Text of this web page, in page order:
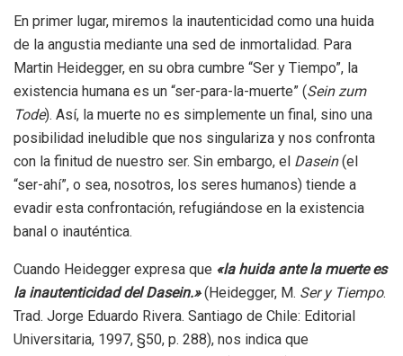
En primer lugar, miremos la inautenticidad como una huida
de la angustia mediante una sed de inmortalidad. Para
Martin Heidegger, en su obra cumbre “Ser y Tiempo”, la
existencia humana es un “ser-para-la-muerte” (Sein zum
Tode). Así, la muerte no es simplemente un final, sino una
posibilidad ineludible que nos singulariza y nos confronta
con la finitud de nuestro ser. Sin embargo, el Dasein(el
“ser-ahí”, o sea, nosotros, los seres humanos) tiende a
evadir esta confrontación, refugiándose en la existencia
banal o inauténtica.
Cuando Heidegger expresa que «la huida ante la muerte es
la inautenticidad del Dasein.»(Heidegger, M. Ser y Tiempo.
Trad. Jorge Eduardo Rivera. Santiago de Chile: Editorial
Universitaria, 1997, §50, p. 288), nos indica que